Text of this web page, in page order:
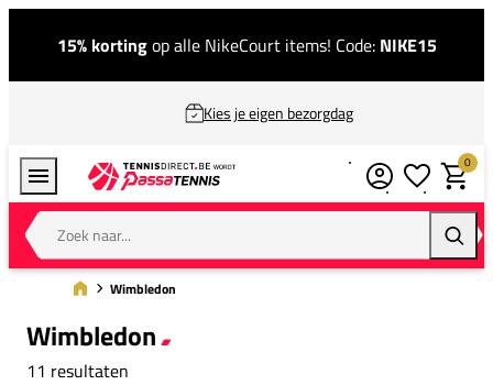
15% kortingop alle NikeCourt items! Code: NIKE15
Kies je eigen bezorgdag
Zoek naar...
0
Wimbledon
Wimbledon
11 resultaten